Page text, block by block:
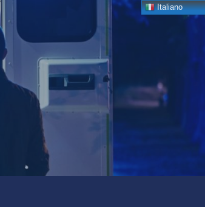
Italiano